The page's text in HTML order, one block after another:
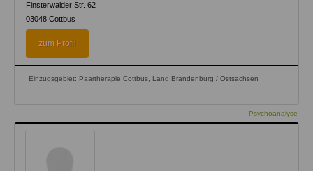
Finsterwalder Str. 62
03048 Cottbus
zum Profil
Einzugsgebiet: Paartherapie Cottbus, Land Brandenburg / Ostsachsen
Psychoanalyse